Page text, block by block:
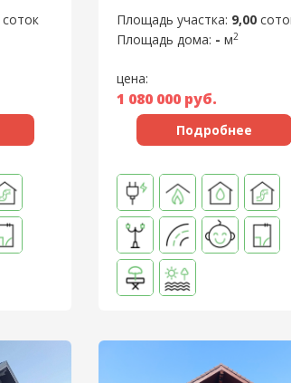
соток
Площадь участка: 9,00
Площадь дома: - м2
цена:
1 080 000 руб.
Подробнее